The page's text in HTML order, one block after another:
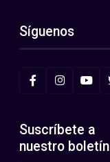
Síguenos
Suscríbete a
nuestro boletín